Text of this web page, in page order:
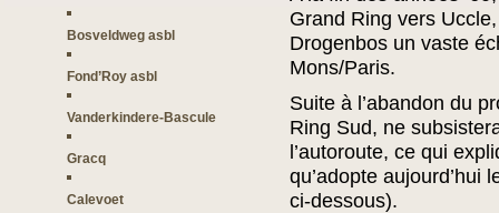
Bosveldweg asbl
Fond’Roy asbl
Vanderkindere-Bascule
Gracq
Calevoet
Grand Ring vers
Drogenbos un vaste
Mons/Paris.
Suite à l’abandon du
Ring Sud, ne
l’autoroute, ce qui
qu’adopte aujourd’hui
ci-dessous).